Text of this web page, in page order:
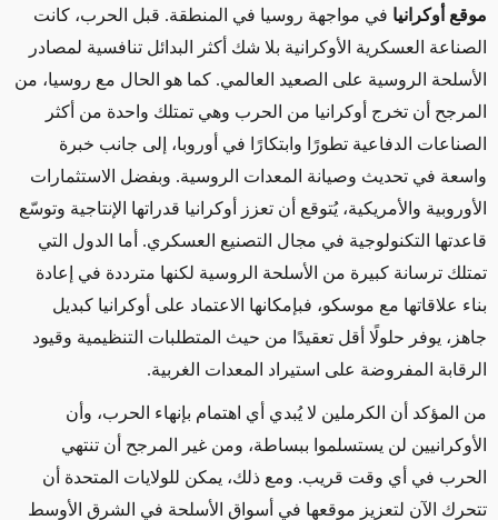
موقع أوكرانيافي مواجهة روسيا في المنطقة. قبل الحرب، كانت
الصناعة العسكرية الأوكرانية بلا شك أكثر البدائل تنافسية لمصادر
الأسلحة الروسية على الصعيد العالمي. كما هو الحال مع روسيا، من
المرجح أن تخرج أوكرانيا من الحرب وهي تمتلك واحدة من أكثر
الصناعات الدفاعية تطورًا وابتكارًا في أوروبا، إلى جانب خبرة
واسعة في تحديث وصيانة المعدات الروسية. وبفضل الاستثمارات
الأوروبية والأمريكية، يُتوقع أن تعزز أوكرانيا قدراتها الإنتاجية وتوسّع
قاعدتها التكنولوجية في مجال التصنيع العسكري. أما الدول التي
تمتلك ترسانة كبيرة من الأسلحة الروسية لكنها مترددة في إعادة
بناء علاقاتها مع موسكو، فبإمكانها الاعتماد على أوكرانيا كبديل
جاهز، يوفر حلولًا أقل تعقيدًا من حيث المتطلبات التنظيمية وقيود
الرقابة المفروضة على استيراد المعدات الغربية.
من المؤكد أن الكرملين لا يُبدي أي اهتمام بإنهاء الحرب، وأن
الأوكرانيين لن يستسلموا ببساطة، ومن غير المرجح أن تنتهي
الحرب في أي وقت قريب. ومع ذلك، يمكن للولايات المتحدة أن
تتحرك الآن لتعزيز موقعها في أسواق الأسلحة في الشرق الأوسط